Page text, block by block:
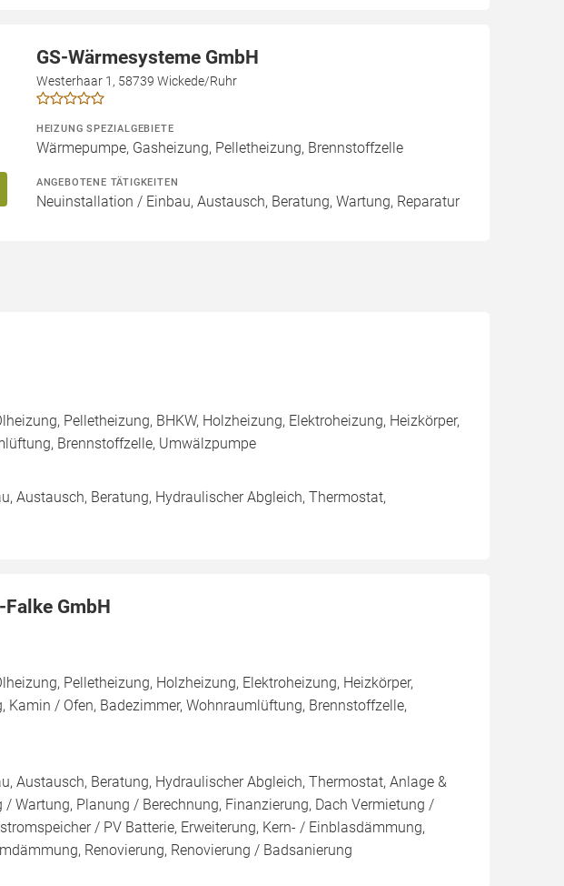
GS-Wärmesysteme GmbH
Westerhaar 1, 58739 Wickede/Ruhr
HEIZUNG SPEZIALGEBIETE
Wärmepumpe, Gasheizung, Pelletheizung, Brennstoffzelle
ANGEBOTENE TÄTIGKEITEN
Neuinstallation / Einbau, Austausch, Beratung, Wartung, Reparatur
Pelletheizung, BHKW, Holzheizung, Elektroheizung, Heizkörper,
Brennstoffzelle, Umwälzpumpe
Austausch, Beratung, Hydraulischer Abgleich, Thermostat,
GmbH
Pelletheizung, Holzheizung, Elektroheizung, Heizkörper,
/ Ofen, Badezimmer, Wohnraumlüftung, Brennstoffzelle,
Austausch, Beratung, Hydraulischer Abgleich, Thermostat, Anlage &
Wartung, Planung / Berechnung, Finanzierung, Dach Vermietung /
/ PV Batterie, Erweiterung, Kern- / Einblasdämmung,
Renovierung, Renovierung / Badsanierung